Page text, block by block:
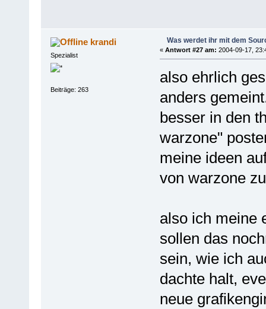
krandi
Spezialist
Beiträge: 263
Was werdet ihr mit dem
« Antwort #27 am: 2004-09-17,
also ehrlich
anders
besser in den
warzone"
meine ideen
von warzone
also ich meine
sollen das
sein, wie ich
dachte halt,
neue